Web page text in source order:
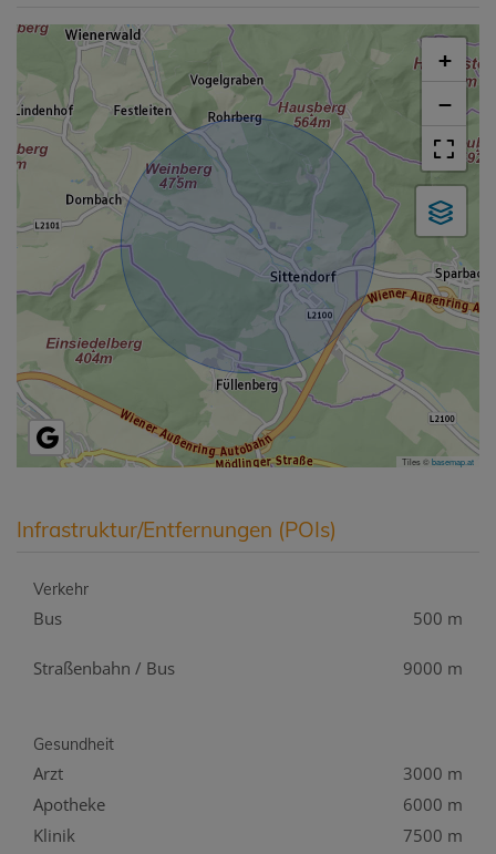
+
−
Tiles ©basemap.at
Infrastruktur/Entfernungen (POIs)
Verkehr
Bus 500 m
Straßenbahn / Bus 9000 m
Gesundheit
Arzt
3000 m
Apotheke
6000 m
Klinik
7500 m